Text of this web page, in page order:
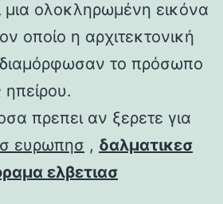
μια ολοκληρωμένη εικόνα
οποίο η αρχιτεκτονική
το πρόσωπο
πρεπει αν ξερετε για
ευρωπησ , δαλματικεσ
ελβετιασ